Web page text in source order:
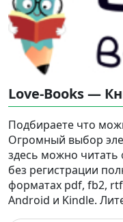
Love-Books —
Подбираете что
Огромный выбор
здесь можно читать
без регистрации
форматах pdf, fb2,
Android и Kindle.